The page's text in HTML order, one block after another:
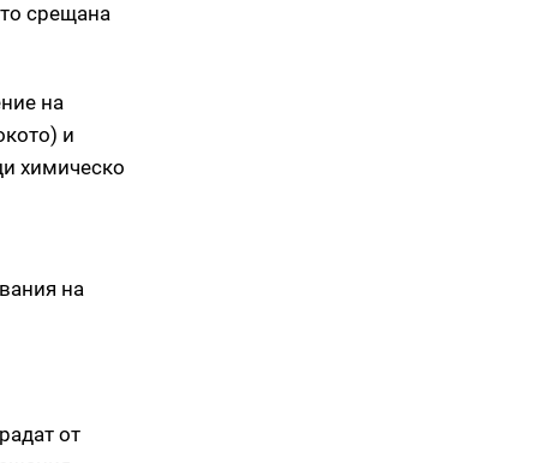
срещана
на
и
химическо
на
от